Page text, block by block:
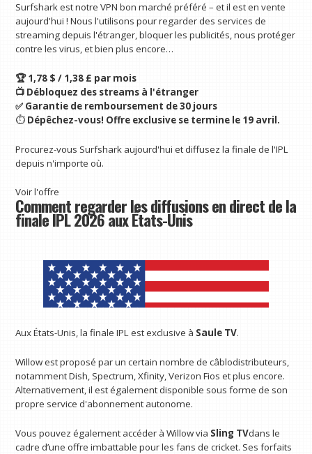
Surfshark est notre VPN bon marché préféré – et il est en vente
aujourd'hui ! Nous l'utilisons pour regarder des services de
streaming depuis l'étranger, bloquer les publicités, nous protéger
contre les virus, et bien plus encore…
🏆 1,78 $ / 1,38 £ par mois
📺 Débloquez des streams à l'étranger
✅ Garantie de remboursement de 30 jours
⏱️ Dépêchez-vous! Offre exclusive se termine le 19 avril.
Procurez-vous Surfshark aujourd'hui et diffusez la finale de l'IPL
depuis n'importe où.
Voir l'offre
Comment regarder les diffusions en direct de la
finale IPL 2026 aux États-Unis
Aux États-Unis, la finale IPL est exclusive à Saule TV.
Willow est proposé par un certain nombre de câblodistributeurs,
notamment Dish, Spectrum, Xfinity, Verizon Fios et plus encore.
Alternativement, il est également disponible sous forme de son
propre service d'abonnement autonome.
Vous pouvez également accéder à Willow via Sling TVdans le
cadre d’une offre imbattable pour les fans de cricket. Ses forfaits